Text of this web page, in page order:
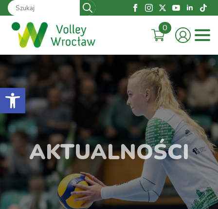
Otwórz pasek narzędzi
Search
for:
0
AKTUALNOŚCI